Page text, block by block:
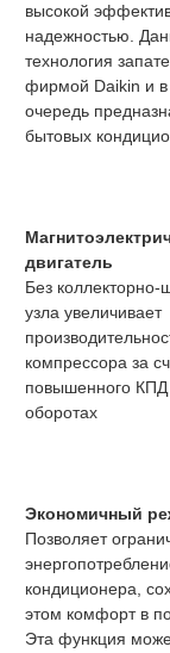
высокой
надежностью.
технология
фирмой Daikin и
очередь
бытовых
двигатель
Без коллекторно-
узла увеличивает
компрессора за
повышенного КПД
оборотах
Экономичный
Позволяет
кондиционера,
этом комфорт в
Эта функция